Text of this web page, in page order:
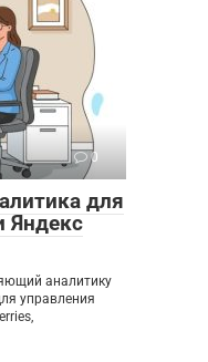
0
для
Яндекс
аналитику
управления